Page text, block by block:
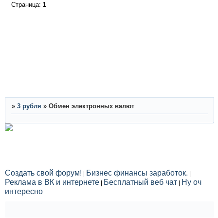
Страница: 1
» 3 рубля » Обмен электронных валют
Создать свой форум! | Бизнес финансы заработок. |
Реклама в ВК и интернете | Бесплатный веб чат | Ну оч
интересно